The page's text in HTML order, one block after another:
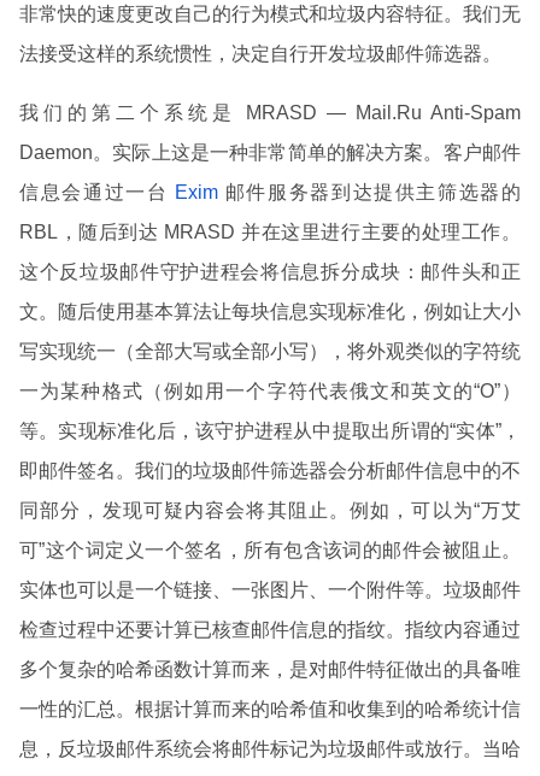
非常快的速度更改自己的行为模式和垃圾内容特征。我们无
法接受这样的系统惯性，决定自行开发垃圾邮件筛选器。
我们的第二个系统是 MRASD — Mail.Ru Anti-Spam
Daemon。实际上这是一种非常简单的解决方案。客户邮件
信息会通过一台
Exim 邮件服务器到达提供主筛选器的
RBL，随后到达 MRASD 并在这里进行主要的处理工作。
这个反垃圾邮件守护进程会将信息拆分成块：邮件头和正
文。随后使用基本算法让每块信息实现标准化，例如让大小
写实现统一（全部大写或全部小写），将外观类似的字符统
一为某种格式（例如用一个字符代表俄文和英文的“O”）
等。实现标准化后，该守护进程从中提取出所谓的“实体”，
即邮件签名。我们的垃圾邮件筛选器会分析邮件信息中的不
同部分，发现可疑内容会将其阻止。例如，可以为“万艾
可”这个词定义一个签名，所有包含该词的邮件会被阻止。
实体也可以是一个链接、一张图片、一个附件等。垃圾邮件
检查过程中还要计算已核查邮件信息的指纹。指纹内容通过
多个复杂的哈希函数计算而来，是对邮件特征做出的具备唯
一性的汇总。根据计算而来的哈希值和收集到的哈希统计信
息，反垃圾邮件系统会将邮件标记为垃圾邮件或放行。当哈